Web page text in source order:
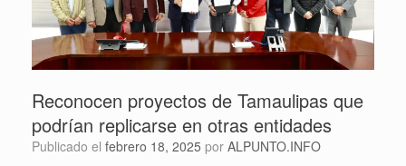
Reconocen proyectos de Tamaulipas que
podrían replicarse en otras entidades
Publicado el febrero 18, 2025 por ALPUNTO.INFO